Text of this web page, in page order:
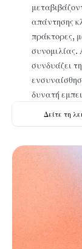
απάντησης
πράκτορες,
συνομιλίας.
συνδυάζει
δυνατή
Δείτε τη